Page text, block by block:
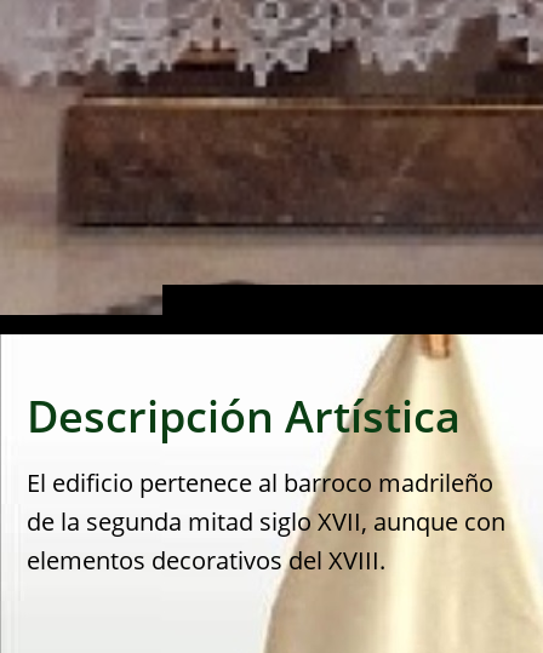
Descripción Artística
El edificio pertenece al barroco madrileño
de la segunda mitad siglo XVII, aunque con
elementos decorativos del XVIII.